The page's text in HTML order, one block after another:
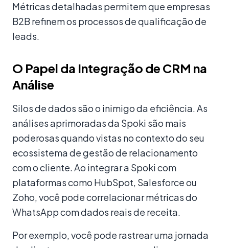
Métricas detalhadas permitem que empresas
B2B refinem os processos de qualificação de
leads.
O Papel da Integração de CRM na
Análise
Silos de dados são o inimigo da eficiência. As
análises aprimoradas da Spoki são mais
poderosas quando vistas no contexto do seu
ecossistema de gestão de relacionamento
com o cliente. Ao integrar a Spoki com
plataformas como HubSpot, Salesforce ou
Zoho, você pode correlacionar métricas do
WhatsApp com dados reais de receita.
Por exemplo, você pode rastrear uma jornada